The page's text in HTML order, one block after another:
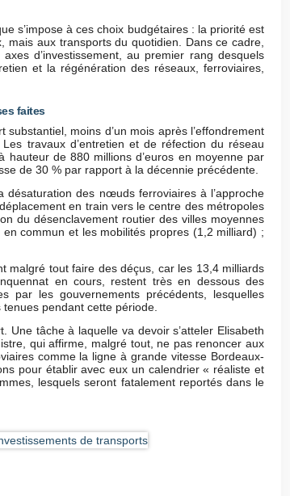
s’impose à ces choix budgétaires : la priorité est
aux transports du quotidien. Dans ce cadre,
d’investissement, au premier rang desquels
et la régénération des réseaux, ferroviaires,
faites
moins d’un mois après l’effondrement
travaux d’entretien et de réfection du réseau
de 880 millions d’euros en moyenne par
de 30 % par rapport à la décennie précédente.
des nœuds ferroviaires à l’approche
en train vers le centre des métropoles
du désenclavement routier des villes moyennes
commun et les mobilités propres (1,2 milliard) ;
malgré tout faire des déçus, car les 13,4 milliards
en cours, restent très en dessous des
par les gouvernements précédents, lesquelles
pendant cette période.
Une tâche à laquelle va devoir s’atteler Elisabeth
qui affirme, malgré tout, ne pas renoncer aux
comme la ligne à grande vitesse Bordeaux-
pour établir avec eux un calendrier « réaliste et
lesquels seront fatalement reportés dans le